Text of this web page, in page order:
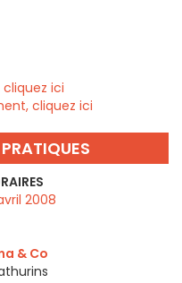
ici
cliquez ici
2008
& Co